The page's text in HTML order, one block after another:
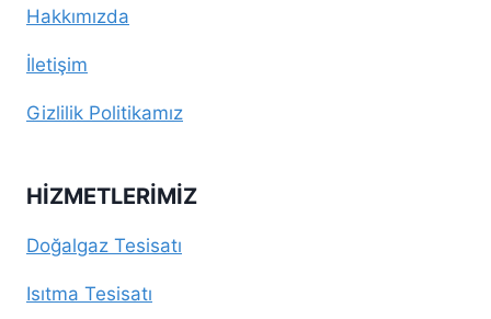
Hakkımızda
İletişim
Gizlilik Politikamız
HIZMETLERIMIZ
Doğalgaz Tesisatı
Isıtma Tesisatı